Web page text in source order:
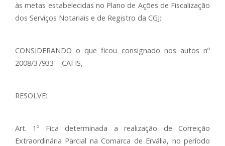
às metas estabelecidas no Plano de Ações de Fiscalização
dos Serviços Notariais e de Registro da CGJ;
CONSIDERANDO o que ficou consignado nos autos nº
2008/37933 – CAFIS,
RESOLVE:
Art. 1º Fica determinada a realização de Correição
Extraordinária Parcial na Comarca de Ervália, no período